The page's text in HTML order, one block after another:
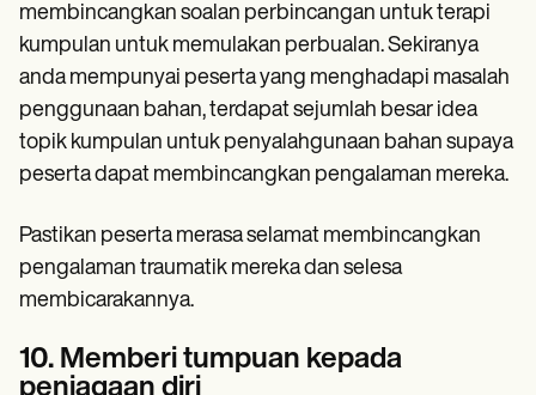
membincangkan soalan perbincangan untuk terapi
kumpulan untuk memulakan perbualan. Sekiranya
anda mempunyai peserta yang menghadapi masalah
penggunaan bahan, terdapat sejumlah besar idea
topik kumpulan untuk penyalahgunaan bahan supaya
peserta dapat membincangkan pengalaman mereka.
Pastikan peserta merasa selamat membincangkan
pengalaman traumatik mereka dan selesa
membicarakannya.
10. Memberi tumpuan kepada
penjagaan diri